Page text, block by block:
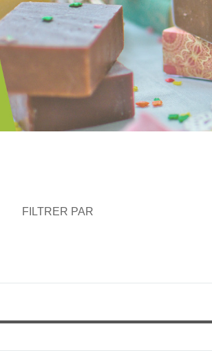
FILTRER PAR